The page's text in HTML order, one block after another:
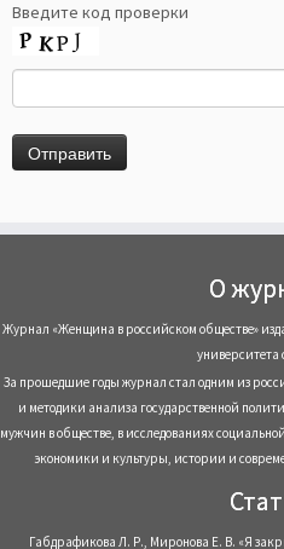
Введите код проверки
О
Журнал «Женщина в российском обществе»
университета
За прошедшие годы журнал стал одним из
и методики анализа государственной
мужчин в обществе, в исследованиях
экономики и культуры, истории и
Габдрафикова Л. Р., Миронова Е. В. «Я